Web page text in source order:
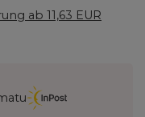
ab 11,63 EUR